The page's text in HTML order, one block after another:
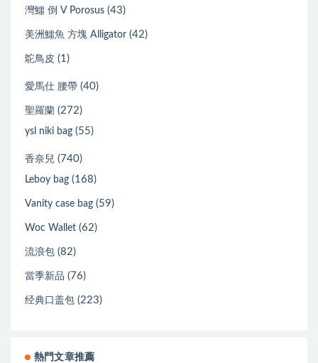
灣鱷 倒 V Porosus (43)
美洲鱷魚 方塊 Alligator (42)
鴕鳥皮 (1)
愛馬仕 腰帶 (40)
聖羅蘭 (272)
ysl niki bag (55)
香奈兒 (740)
Leboy bag (168)
Vanity case bag (59)
Woc Wallet (62)
流浪包 (82)
當季新品 (76)
经典口盖包 (223)
熱門文章推薦